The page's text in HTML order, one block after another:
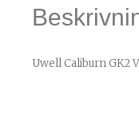
Uwell Caliburn GK2